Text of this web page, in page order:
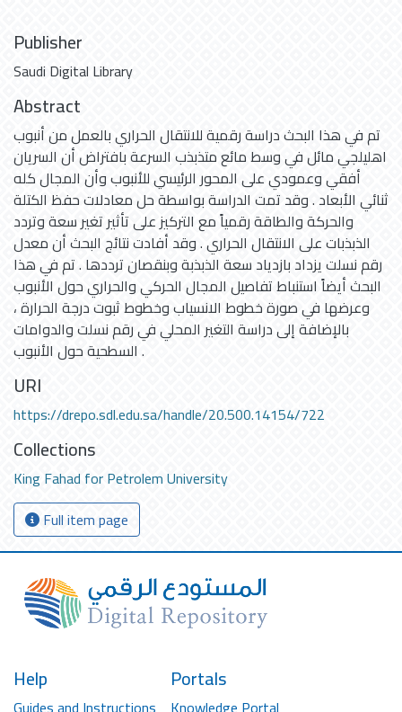
Publisher
Saudi Digital Library
Abstract
تم في هذا البحث دراسة رقمية للانتقال الحراري بالعمل من أنبوب
اهليلجي مائل في وسط مائع متذبذب السرعة بافتراض أن السريان
أفقي وعمودي على المحور الرئيسي للأنبوب وأن المجال كله
ثنائي الأبعاد . وقد تمت الدراسة بواسطة حل معادلات حفظ الكتلة
والحركة والطاقة رقمياً مع التركيز على تأثير تغير سعة وتردد
الذبذبات على الانتقال الحراري . وقد أفادت نتائج البحث أن معدل
رقم نسلت يزداد بازدياد سعة الذبذبة وبنقصان ترددها . تم في هذا
البحث أيضاً استنباط تفاصيل المجال الحركي والحراري حول الأنبوب
وعرضها في صورة خطوط الانسياب وخطوط ثبوت درجة الحرارة ،
بالإضافة إلى دراسة التغير المحلي في رقم نسلت والدوامات
السطحية حول الأنبوب .
URI
https://drepo.sdl.edu.sa/handle/20.500.14154/722
Collections
King Fahad for Petrolem University
Full item page
Help Portals